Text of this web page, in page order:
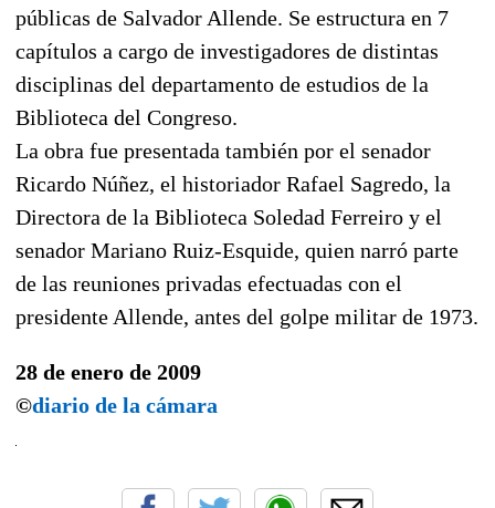
públicas de Salvador Allende. Se estructura en 7
capítulos a cargo de investigadores de distintas
disciplinas del departamento de estudios de la
Biblioteca del Congreso.
La obra fue presentada también por el senador
Ricardo Núñez, el historiador Rafael Sagredo, la
Directora de la Biblioteca Soledad Ferreiro y el
senador Mariano Ruiz-Esquide, quien narró parte
de las reuniones privadas efectuadas con el
presidente Allende, antes del golpe militar de 1973.
28 de enero de 2009
©diario de la cámara